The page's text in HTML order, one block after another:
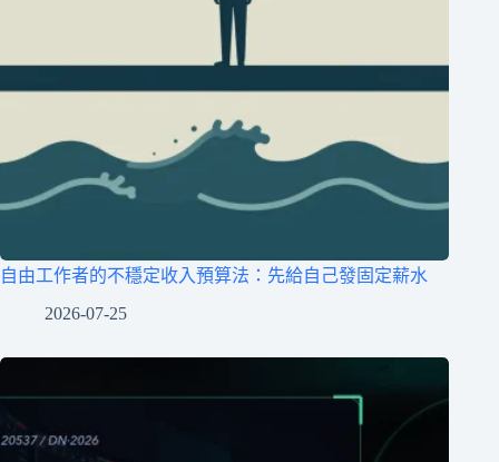
自由工作者的不穩定收入預算法：先給自己發固定薪水
2026-07-25